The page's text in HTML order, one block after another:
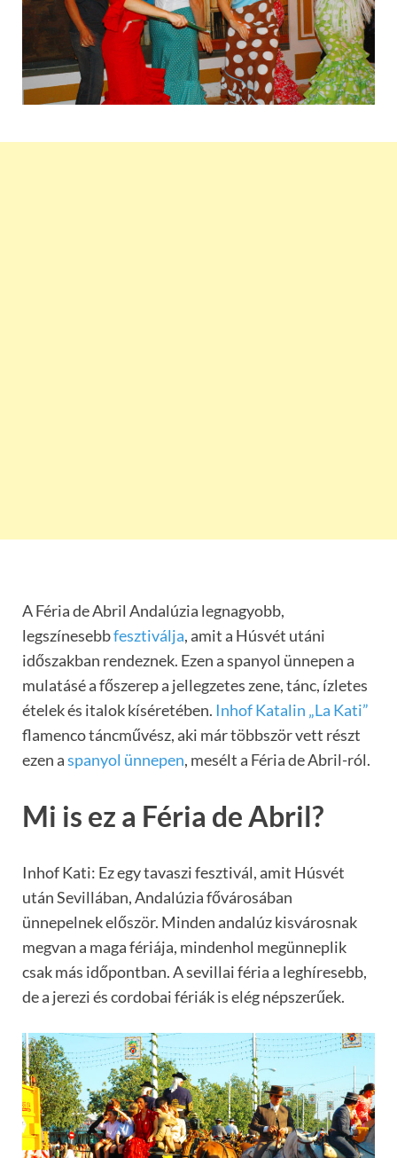
A Féria de Abril Andalúzia legnagyobb,
legszínesebbfesztiválja, amit a Húsvét utáni
időszakban rendeznek. Ezen a spanyol ünnepen a
mulatásé a főszerep a jellegzetes zene, tánc, ízletes
ételek és italok kíséretében. Inhof Katalin „La Kati”
flamenco táncművész, aki már többször vett részt
ezen aspanyol ünnepen, mesélt a Féria de Abril-ról.
Mi is ez a Féria de Abril?
Inhof Kati: Ez egy tavaszi fesztivál, amit Húsvét
után Sevillában, Andalúzia fővárosában
ünnepelnek először. Minden andalúz kisvárosnak
megvan a maga fériája, mindenhol megünneplik
csak más időpontban. A sevillai féria a leghíresebb,
de a jerezi és cordobai fériák is elég népszerűek.